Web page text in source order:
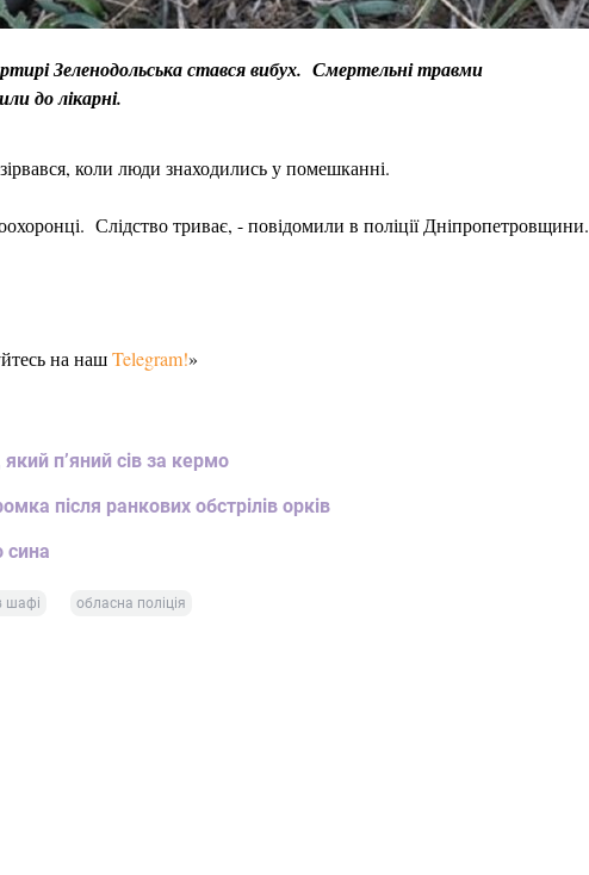
Зеленодольська стався вибух. Смертельні травми
до лікарні.
коли люди знаходились у помешканні.
Слідство триває, - повідомили в поліції Дніпропетровщини.
на нашTelegram!»
п’яний сів за кермо
після ранкових обстрілів орків
сина
шафі обласна поліція